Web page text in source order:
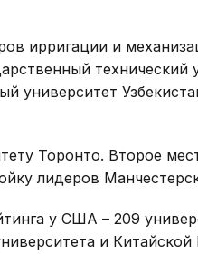
ирригации и
университет
Торонто. Второе
лидеров
у США – 209
и